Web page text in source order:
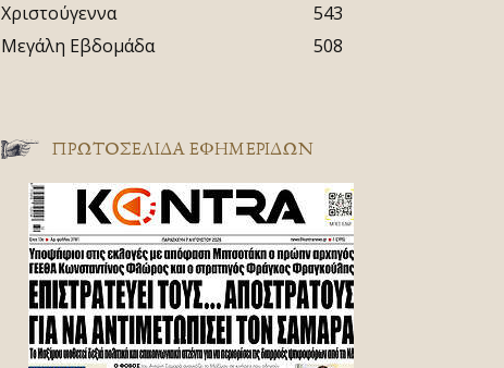
Χριστούγεννα
543
Μεγάλη Εβδομάδα
508
ΠΡΩΤΟΣΈΛΙΔΑ ΕΦΗΜΕΡΊΔΩΝ